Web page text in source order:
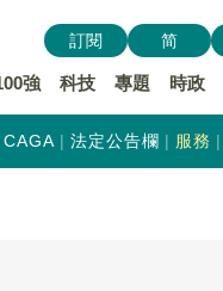
強 科技 專題 時政
訂閱 简
CAGA 法定公告欄 服務